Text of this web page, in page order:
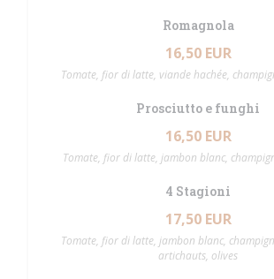
Romagnola
16,50 EUR
Tomate, fior di latte, viande hachée,
Prosciutto e funghi
16,50 EUR
Tomate, fior di latte, jambon blanc,
4 Stagioni
17,50 EUR
Tomate, fior di latte, jambon blanc,
artichauts, olives